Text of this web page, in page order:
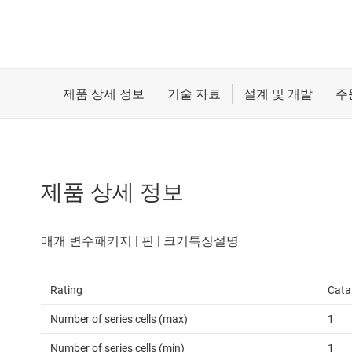
제품 상세 정보
Rating
Number of series cells (max) 1
Number of series cells (min) 1